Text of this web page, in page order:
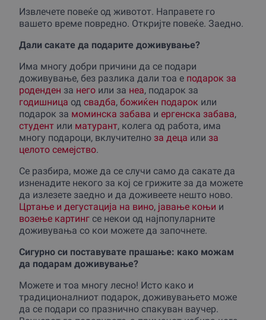
Извлечете повеќе од животот. Направете го
вашето време повредно. Откријте повеќе. Заедно.
Дали сакате да подарите доживување?
Има многу добри причини да се подари
доживување, без разлика дали тоа е подарок за
роденден за него или за неа, подарок за
годишница од свадба, божиќен подарок или
подарок за моминска забава и ергенска забава,
студент или матурант, колега од работа, има
многу подароци, вклучително за деца или за
целото семејство.
Се разбира, може да се случи само да сакате да
изненадите некого за кој се грижите за да можете
да излезете заедно и да доживеете нешто ново.
Цртање и дегустација на вино, јавање коњи и
возење картинг се некои од најпопуларните
доживувања со кои можете да започнете.
Сигурно си поставувате прашање: како можам
да подарам доживување?
Можете и тоа многу лесно! Исто како и
традиционалниот подарок, доживувањето може
да се подари со празнично спакуван ваучер.